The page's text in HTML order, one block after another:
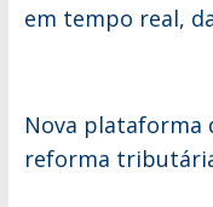
em tempo real,
Nova plataforma
reforma